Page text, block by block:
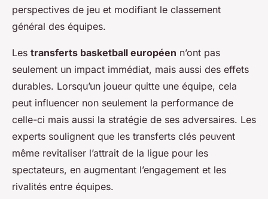
perspectives de jeu et modifiant le classement
général des équipes.
Les transferts basketball européen n’ont pas
seulement un impact immédiat, mais aussi des effets
durables. Lorsqu’un joueur quitte une équipe, cela
peut influencer non seulement la performance de
celle-ci mais aussi la stratégie de ses adversaires. Les
experts soulignent que les transferts clés peuvent
même revitaliser l’attrait de la ligue pour les
spectateurs, en augmentant l’engagement et les
rivalités entre équipes.